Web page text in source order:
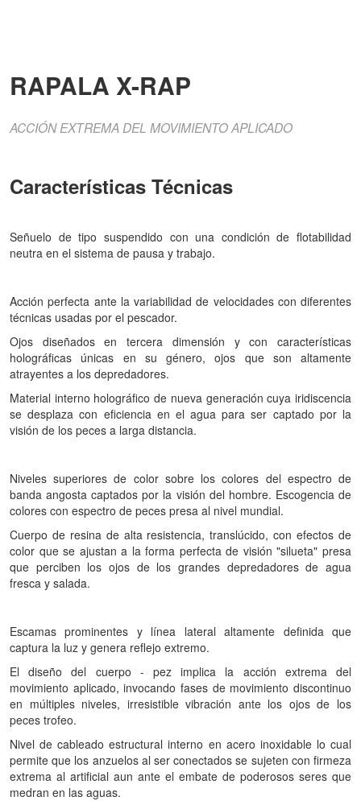
RAPALA X-RAP
ACCIÓN EXTREMA DEL MOVIMIENTO APLICADO
Características Técnicas
Señuelo de tipo suspendido con una condición de flotabilidad
neutra en el sistema de pausa y trabajo.
Acción perfecta ante la variabilidad de velocidades con diferentes
técnicas usadas por el pescador.
Ojos diseñados en tercera dimensión y con características
holográficas únicas en su género, ojos que son altamente
atrayentes a los depredadores.
Material interno holográfico de nueva generación cuya iridiscencia
se desplaza con eficiencia en el agua para ser captado por la
visión de los peces a larga distancia.
Niveles superiores de color sobre los colores del espectro de
banda angosta captados por la visión del hombre. Escogencia de
colores con espectro de peces presa al nivel mundial.
Cuerpo de resina de alta resistencia, translúcido, con efectos de
color que se ajustan a la forma perfecta de visión "silueta" presa
que perciben los ojos de los grandes depredadores de agua
fresca y salada.
Escamas prominentes y línea lateral altamente definida que
captura la luz y genera reflejo extremo.
El diseño del cuerpo - pez implica la acción extrema del
movimiento aplicado, invocando fases de movimiento discontinuo
en múltiples niveles, irresistible vibración ante los ojos de los
peces trofeo.
Nivel de cableado estructural interno en acero inoxidable lo cual
permite que los anzuelos al ser conectados se sujeten con firmeza
extrema al artificial aun ante el embate de poderosos seres que
medran en las aguas.